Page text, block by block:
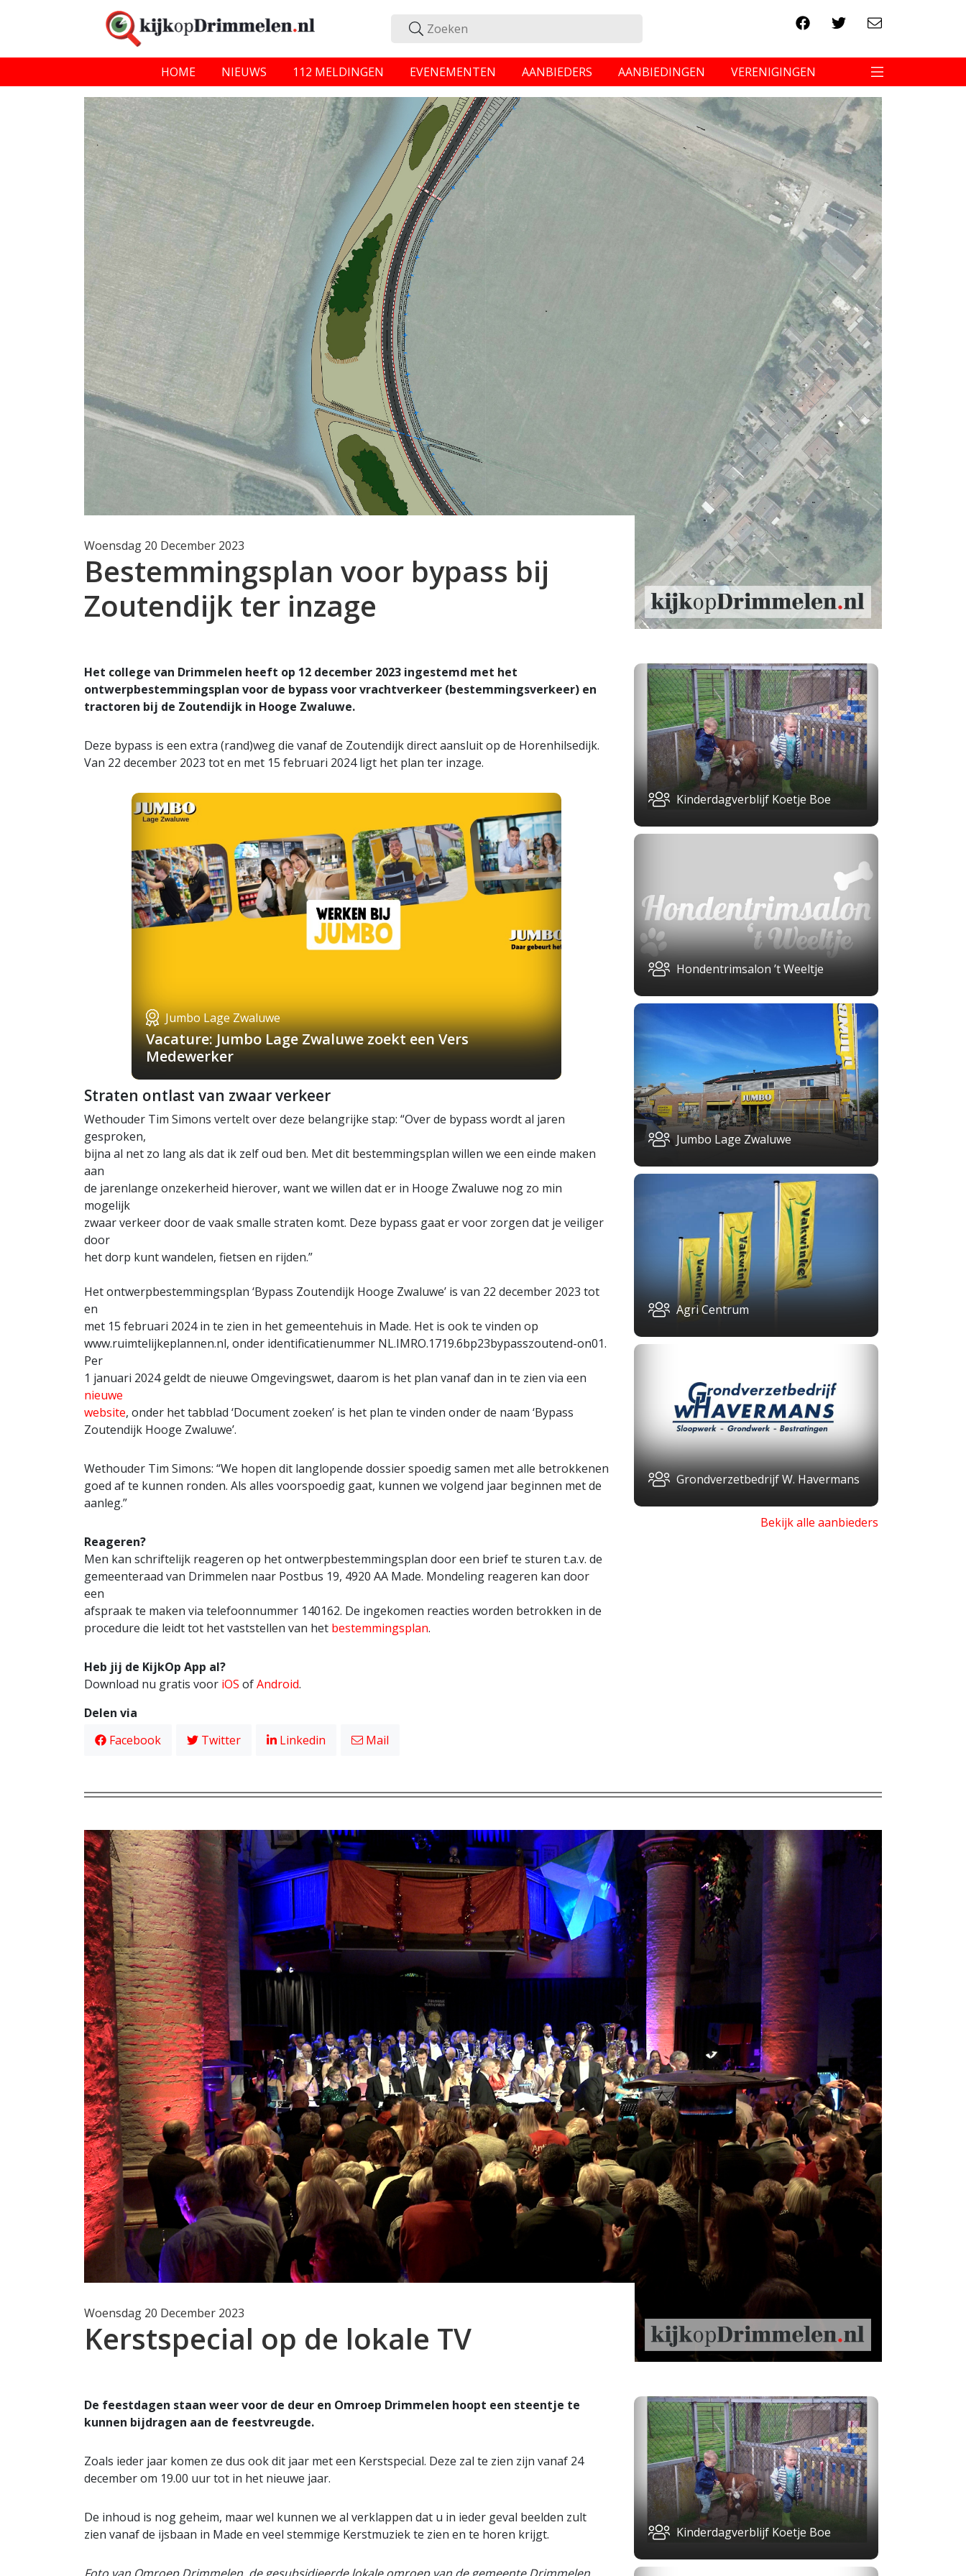
HOME NIEUWS 112 MELDINGEN EVENEMENTEN AANBIEDERS AANBIEDINGEN VERENIGINGEN
Woensdag 20 December 2023
Bestemmingsplan voor bypass bij
Zoutendijk ter inzage
Het college van Drimmelen heeft op 12 december 2023 ingestemd met het
ontwerpbestemmingsplan voor de bypass voor vrachtverkeer (bestemmingsverkeer) en
tractoren bij de Zoutendijk in Hooge Zwaluwe.
Deze bypass is een extra (rand)weg die vanaf de Zoutendijk direct aansluit op de Horenhilsedijk.
Van 22 december 2023 tot en met 15 februari 2024 ligt het plan ter inzage.
Jumbo Lage Zwaluwe
Vacature: Jumbo Lage Zwaluwe zoekt een Vers
Medewerker
Straten ontlast van zwaar verkeer
Wethouder Tim Simons vertelt over deze belangrijke stap: “Over de bypass wordt al jaren
gesproken,
bijna al net zo lang als dat ik zelf oud ben. Met dit bestemmingsplan willen we een einde maken
aan
de jarenlange onzekerheid hierover, want we willen dat er in Hooge Zwaluwe nog zo min
mogelijk
zwaar verkeer door de vaak smalle straten komt. Deze bypass gaat er voor zorgen dat je veiliger
door
het dorp kunt wandelen, fietsen en rijden.”
Het ontwerpbestemmingsplan ‘Bypass Zoutendijk Hooge Zwaluwe’ is van 22 december 2023 tot
en
met 15 februari 2024 in te zien in het gemeentehuis in Made. Het is ook te vinden op
www.ruimtelijkeplannen.nl, onder identificatienummer NL.IMRO.1719.6bp23bypasszoutend-on01.
Per
1 januari 2024 geldt de nieuwe Omgevingswet, daarom is het plan vanaf dan in te zien via een
nieuwe
website, onder het tabblad ‘Document zoeken’ is het plan te vinden onder de naam ‘Bypass
Zoutendijk Hooge Zwaluwe’.
Wethouder Tim Simons: “We hopen dit langlopende dossier spoedig samen met alle betrokkenen
goed af te kunnen ronden. Als alles voorspoedig gaat, kunnen we volgend jaar beginnen met de
aanleg.”
Reageren?
Men kan schriftelijk reageren op het ontwerpbestemmingsplan door een brief te sturen t.a.v. de
gemeenteraad van Drimmelen naar Postbus 19, 4920 AA Made. Mondeling reageren kan door
een
afspraak te maken via telefoonnummer 140162. De ingekomen reacties worden betrokken in de
procedure die leidt tot het vaststellen van het bestemmingsplan.
Heb jij de KijkOp App al?
Download nu gratis voor iOS ofAndroid.
Delen via
Facebook
Twitter Linkedin Mail
Kinderdagverblijf Koetje Boe
Hondentrimsalon ’t Weeltje
Jumbo Lage Zwaluwe
Agri Centrum
Grondverzetbedrijf W. Havermans
Bekijk alle aanbieders
Woensdag 20 December 2023
Kerstspecial op de lokale TV
De feestdagen staan weer voor de deur en Omroep Drimmelen hoopt een steentje te
kunnen bijdragen aan de feestvreugde.
Zoals ieder jaar komen ze dus ook dit jaar met een Kerstspecial. Deze zal te zien zijn vanaf 24
december om 19.00 uur tot in het nieuwe jaar.
De inhoud is nog geheim, maar wel kunnen we al verklappen dat u in ieder geval beelden zult
zien vanaf de ijsbaan in Made en veel stemmige Kerstmuziek te zien en te horen krijgt.
Kinderdagverblijf Koetje Boe